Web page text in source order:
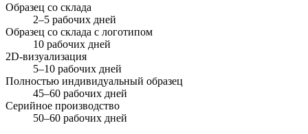
Образец со склада
2–5 рабочих дней
Образец со склада с логотипом
10 рабочих дней
2D-визуализация
5–10 рабочих дней
Полностью индивидуальный образец
45–60 рабочих дней
Серийное производство
50–60 рабочих дней